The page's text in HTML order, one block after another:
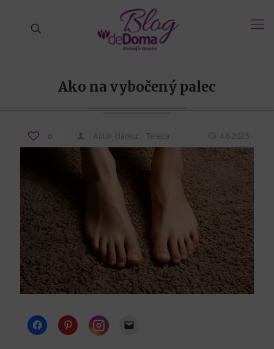
Ako na vybočený palec
0 Autor článku: Tereza 4.6.2025
Instagram